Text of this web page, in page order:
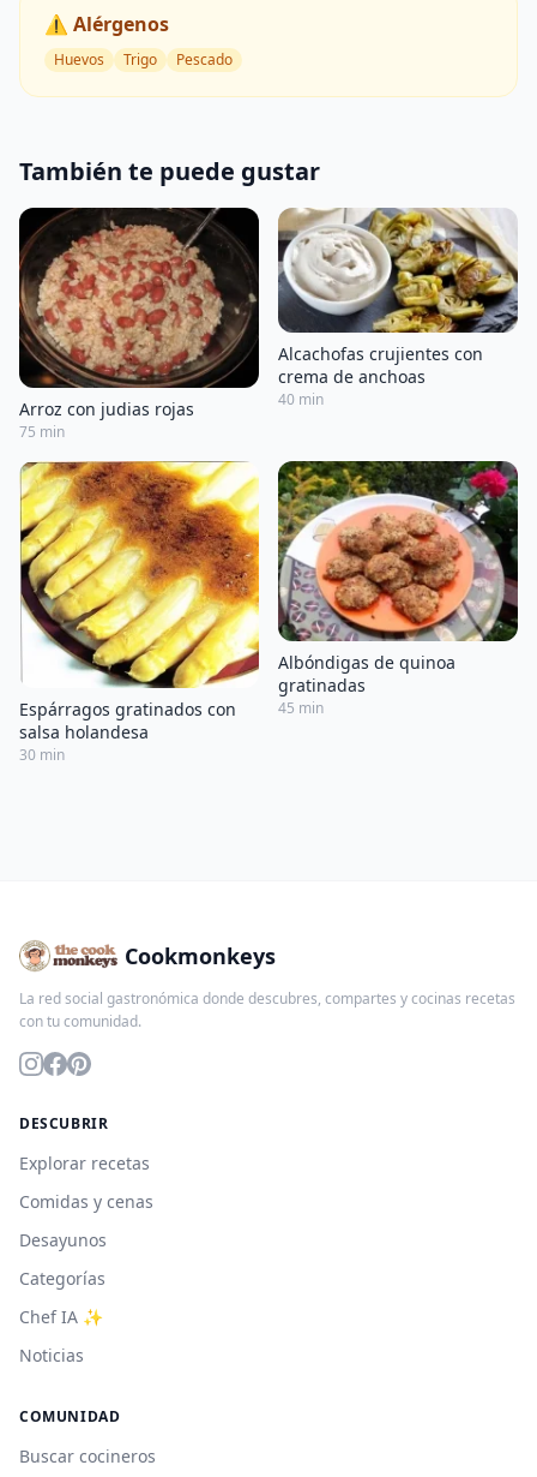
⚠️ Alérgenos
Huevos Trigo Pescado
También te puede gustar
Arroz con judias rojas
75 min
Alcachofas crujientes con
crema de anchoas
40 min
Espárragos gratinados con
salsa holandesa
30 min
Albóndigas de quinoa
gratinadas
45 min
Cookmonkeys
La red social gastronómica donde descubres, compartes y cocinas recetas
con tu comunidad.
DESCUBRIR
Explorar recetas
Comidas y cenas
Desayunos
Categorías
Chef IA ✨
Noticias
COMUNIDAD
Buscar cocineros